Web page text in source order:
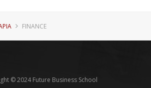
FINANCE
© 2024 Future Business School